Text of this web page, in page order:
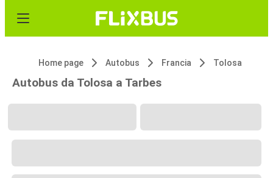
Home page Autobus Francia Tolosa
Autobus da Tolosa a Tarbes